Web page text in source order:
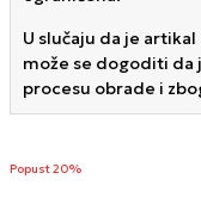
U slučaju da je
može se dogoditi da
procesu obrade i
Popust 20%